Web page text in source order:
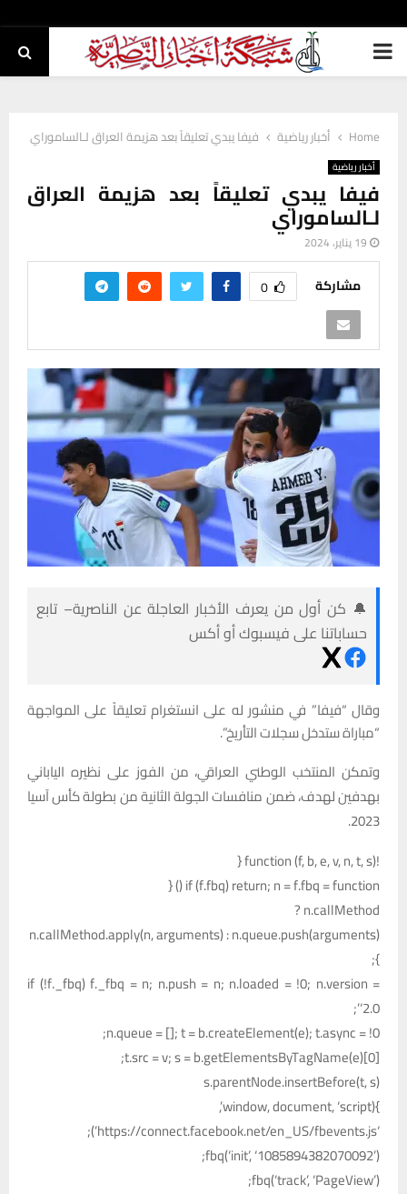
PRIMARY
Home أخبار رياضية فيفا يبدي تعليقاً بعد هزيمة العراق لـالساموراي
أخبار رياضية
فيفا يبدي تعليقاً بعد هزيمة العراق
لـالساموراي
19 يناير، 2024
مشاركة 0
🔔 كن أول من يعرف الأخبار العاجلة عن الناصرية– تابع
حساباتنا على فيسبوك أو أكس
وقال “فيفا” في منشور له على انستغرام تعليقاً على المواجهة
“مباراة ستدخل سجلات التأريخ”.
وتمكن المنتخب الوطني العراقي، من الفوز على نظيره الياباني
بهدفين لهدف، ضمن منافسات الجولة الثانية من بطولة كأس آسيا
2023.
!function (f, b, e, v, n, t, s) {
if (f.fbq) return; n = f.fbq = function () {
n.callMethod ?
n.callMethod.apply(n, arguments) : n.queue.push(arguments)
};
if (!f._fbq) f._fbq = n; n.push = n; n.loaded = !0; n.version =
‘2.0’;
n.queue = []; t = b.createElement(e); t.async = !0;
t.src = v; s = b.getElementsByTagName(e)[0];
s.parentNode.insertBefore(t, s)
}(window, document, ‘script’,
‘https://connect.facebook.net/en_US/fbevents.js’);
fbq(‘init’, ‘1085894382070092’);
fbq(‘track’, ‘PageView’);